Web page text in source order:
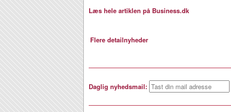
Læs hele artiklen på Business.dk
Flere detailnyheder
Daglig nyhedsmail: